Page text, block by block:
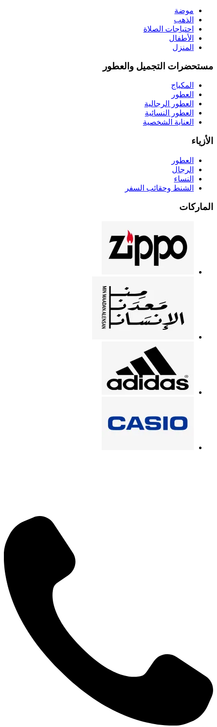
موضة
الذهب
احتياجات الصلاة
الأطفال
المنزل
مستحضرات التجميل والعطور
المكياج
العطور
العطور الرجالية
العطور النسائية
العناية الشخصية
الأزياء
العطور
الرجال
النساء
الشنط وحقائب السفر
الماركات